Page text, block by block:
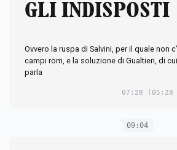
GLI INDISPOSTI
Ovvero la ruspa di Salvini, per il quale non
campi rom, e la soluzione di Gualtieri, di
parla
07:28 (05:28
09:04